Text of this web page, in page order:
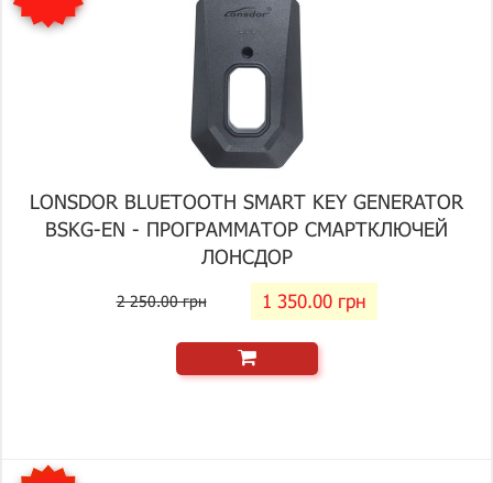
LONSDOR BLUETOOTH SMART KEY GENERATOR
BSKG-EN - ПРОГРАММАТОР СМАРТКЛЮЧЕЙ
ЛОНСДОР
2 250.00 грн 1 350.00 грн